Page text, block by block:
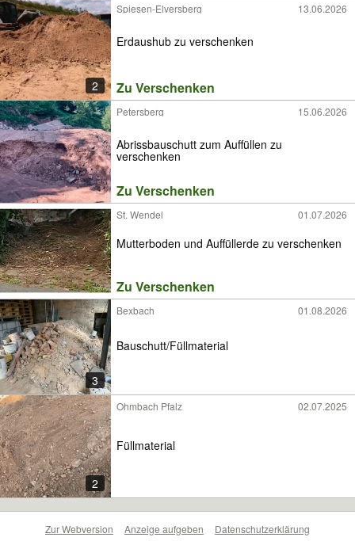
2
Spiesen-Elversberg 13.06.2026
Erdaushub zu verschenken
Zu Verschenken
Petersberg 15.06.2026
Abrissbauschutt zum Auffüllen zu
verschenken
Zu Verschenken
St. Wendel 01.07.2026
Mutterboden und Auffüllerde zu verschenken
Zu Verschenken
3
Bexbach 01.08.2026
Bauschutt/Füllmaterial
2
Ohmbach Pfalz 02.07.2025
Füllmaterial
Zur Webversion Anzeige aufgeben Datenschutzerklärung